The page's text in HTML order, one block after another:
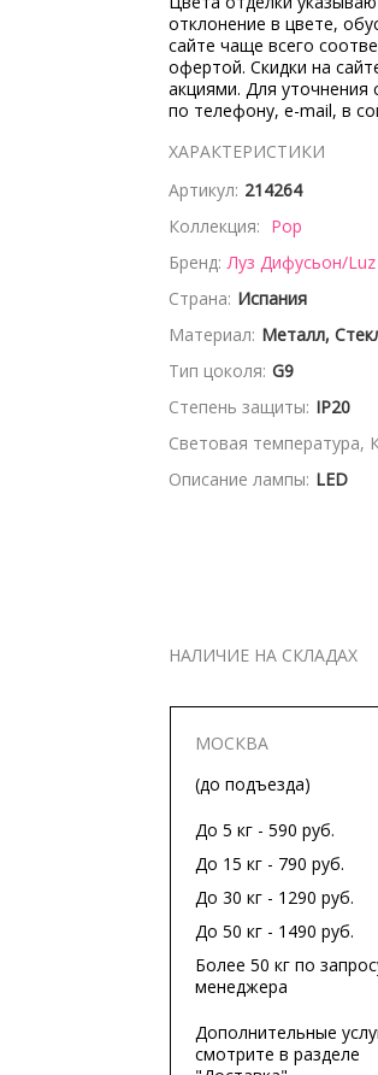
отклонение в цвете,
сайте чаще всего
офертой. Скидки на
акциями. Для
по телефону, e-mail, в
ХАРАКТЕРИСТИКИ
Артикул: 214264
Коллекция: Pop
Бренд: Луз Дифусьон/
Страна: Испания
Материал: Металл,
Тип цоколя: G9
Степень защиты: IP20
Световая температура,
Описание лампы: LED
НАЛИЧИЕ НА СКЛАДАХ
МОСКВА
(до подъезда)
До 5 кг - 590 руб.
До 15 кг - 790 руб.
До 30 кг - 1290 руб.
До 50 кг - 1490 руб.
Более 50 кг по
менеджера
Дополнительные
смотрите в разделе